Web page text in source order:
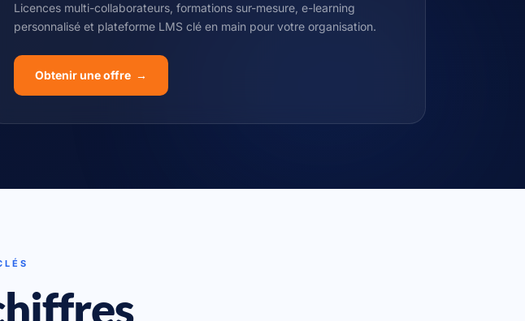
Licences multi-collaborateurs, formations sur-mesure, e-learning
personnalisé et plateforme LMS clé en main pour votre organisation.
Obtenir une offre →